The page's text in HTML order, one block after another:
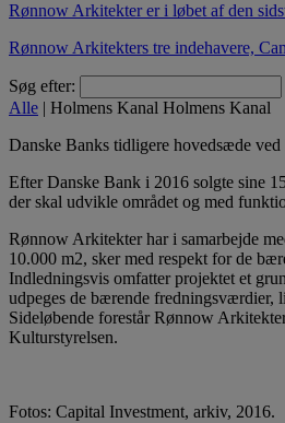
Rønnow Arkitekter er i løbet af den
Rønnow Arkitekters tre indehavere,
Søg efter:
Alle | Holmens Kanal Holmens Kanal
Danske Banks tidligere hovedsæde
Efter Danske Bank i 2016 solgte sine
der skal udvikle området og med
Rønnow Arkitekter har i samarbejde
10.000 m2, sker med respekt for de
Indledningsvis omfatter projektet et
udpeges de bærende fredningsværdier,
Sideløbende forestår Rønnow
Kulturstyrelsen.
Fotos: Capital Investment, arkiv, 2016.